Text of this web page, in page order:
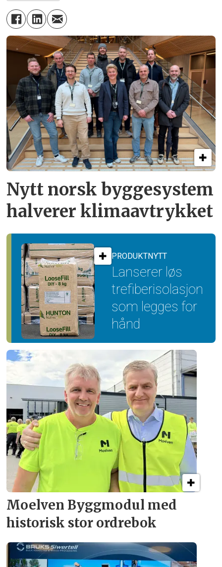
Nytt norsk byggesystem
halverer klimaavtrykket
PRODUKTNYTT
Lanserer løs
trefiber­isolasjon
som legges for
hånd
Moelven Byggmodul med
historisk stor ordrebok